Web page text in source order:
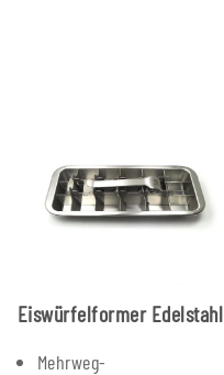
Eiswürfelformer Edelstahl
Mehrweg-